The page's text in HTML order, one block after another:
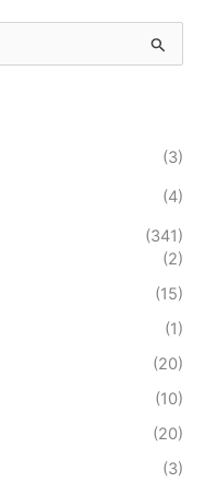
(3)
(4)
(341)
(2)
(15)
(1)
(20)
(10)
(20)
(3)